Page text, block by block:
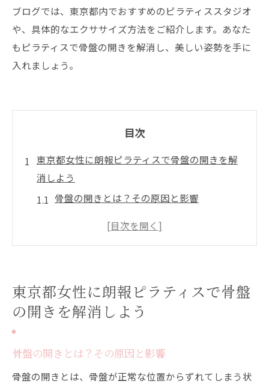
ブログでは、東京都内でおすすめのピラティススタジオ
や、具体的なエクササイズ方法をご紹介します。あなた
もピラティスで骨盤の開きを解消し、美しい姿勢を手に
入れましょう。
目次
東京都女性に朗報ピラティスで骨盤の開きを解
消しよう
骨盤の開きとは？その原因と影響
ピラティスが骨盤の開きに与える効果
自宅でもできるピラティスエクササイズ
骨盤の開き改善の成功事例とその秘訣
すめスタジオ
初心者に優しいピラティススタジオ
東京都女性に朗報ピラティスで骨盤
の開きを解消しよう
骨盤の開きとは？その原因と影響
骨盤の開きとは、骨盤が正常な位置からずれてしまう状